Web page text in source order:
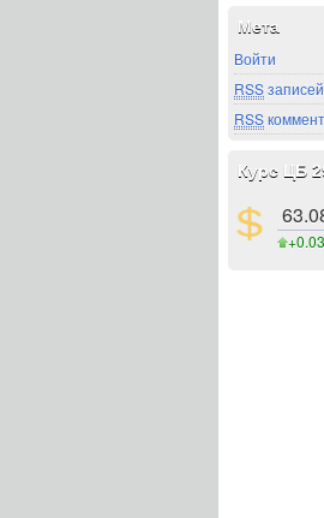
Мета
Войти
RSSзаписей
RSS
Курс ЦБ
+0.03